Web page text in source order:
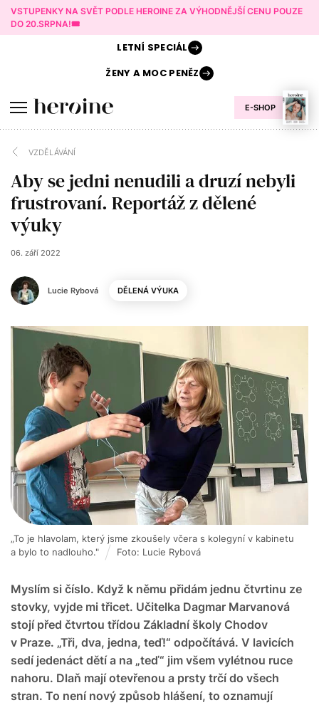
VSTUPENKY NA SVĚT PODLE HEROINE ZA VÝHODNĚJŠÍ CENU POUZE
DO 20.SRPNA!🎟️
E-SHOP
LETNÍ SPECIÁL
ŽENY AMOC PENĚZ
VZDĚLÁVÁNÍ
Aby se jedni nenudili a druzí nebyli
frustrovaní. Reportáž z dělené
výuky
Lucie Rybová
06. září 2022
DĚLENÁ VÝUKA
Myslím si číslo. Když k němu přidám jednu čtvrtinu ze
stovky, vyjde mi třicet. Učitelka Dagmar Marvanová
stojí před čtvrtou třídou Základní školy Chodov
v Praze. „Tři, dva, jedna, teď!“ odpočítává. V lavicích
sedí jedenáct dětí a na „teď“ jim všem vylétnou ruce
nahoru. Dlaň mají otevřenou a prsty trčí do všech
stran. To není nový způsob hlášení, to oznamují
„To je hlavolam, který jsme zkoušely včera s kolegyní v kabinetu
a bylo to nadlouho."
Foto: Lucie Rybová